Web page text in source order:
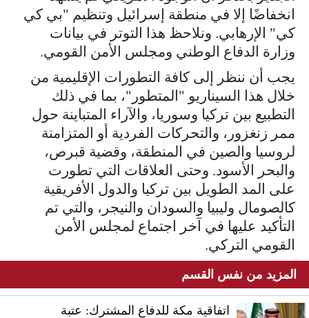
انخفاضًا إلا في منطقة إسرائيل وتنظيم "بي كي
كي" الإرهابي. ونلاحظ هذا التوتر في بيانات
وزارة الدفاع الوطني ومجلس الأمن القومي.
يجب أن ننظر إلى كافة التطورات الإقليمية من
خلال هذا السيناريو "المتطور"، بما في ذلك
التطبيع بين تركيا وسوريا، والآراء المتباينة حول
ممر زنغزور، والتحركات الفردية أو المتزامنة
لروسيا والصين في المنطقة، وقضية قبرص،
والبحر الأسود. وحتى العلاقات التي تطورت
على المد الطويل بين تركيا والدول الأفريقية
كالصومال وليبيا والسودان والنيجر، والتي تم
التأكيد عليها في آخر اجتماع لمجلس الأمن
القومي التركي.
المزيد من نفس القسم
اتفاقية مكة للدفاع المشترك: عتبة